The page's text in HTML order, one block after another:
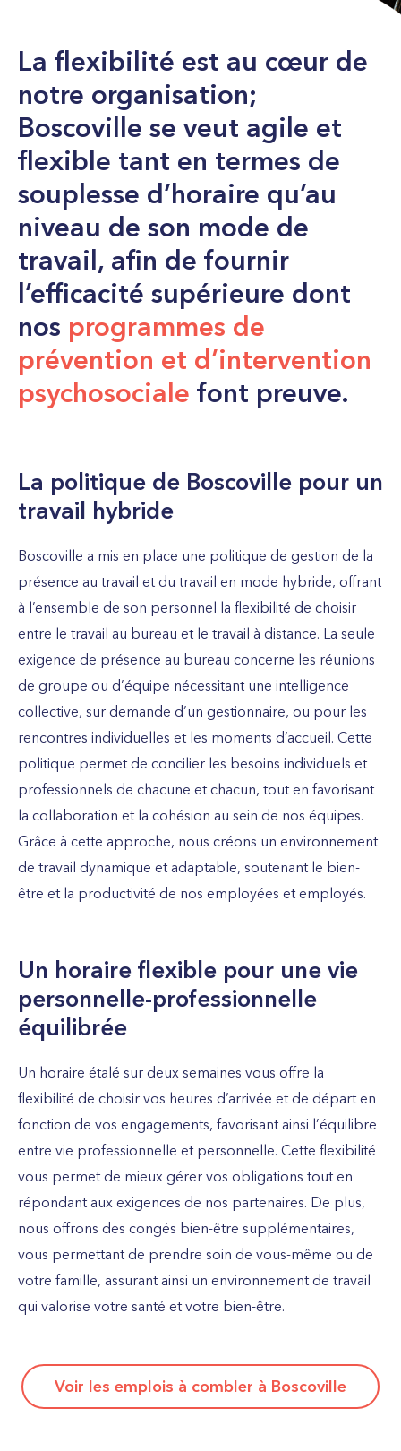
La flexibilité est au cœur de
notre organisation;
Boscoville se veut agile et
flexible tant en termes de
souplesse d’horaire qu’au
niveau de son mode de
travail, afin de fournir
l’efficacité supérieure dont
nos programmes de
prévention et d’intervention
psychosociale font preuve.
La politique de Boscoville pour un
travail hybride
Boscoville a mis en place une politique de gestion de la
présence au travail et du travail en mode hybride, offrant
à l’ensemble de son personnel la flexibilité de choisir
entre le travail au bureau et le travail à distance. La seule
exigence de présence au bureau concerne les réunions
de groupe ou d’équipe nécessitant une intelligence
collective, sur demande d’un gestionnaire, ou pour les
rencontres individuelles et les moments d’accueil. Cette
politique permet de concilier les besoins individuels et
professionnels de chacune et chacun, tout en favorisant
la collaboration et la cohésion au sein de nos équipes.
Grâce à cette approche, nous créons un environnement
de travail dynamique et adaptable, soutenant le bien-
être et la productivité de nos employées et employés.
Un horaire flexible pour une vie
personnelle-professionnelle
équilibrée
Un horaire étalé sur deux semaines vous offre la
flexibilité de choisir vos heures d’arrivée et de départ en
fonction de vos engagements, favorisant ainsi l’équilibre
entre vie professionnelle et personnelle. Cette flexibilité
vous permet de mieux gérer vos obligations tout en
répondant aux exigences de nos partenaires. De plus,
nous offrons des congés bien-être supplémentaires,
vous permettant de prendre soin de vous-même ou de
votre famille, assurant ainsi un environnement de travail
qui valorise votre santé et votre bien-être.
Voir les emplois à combler à Boscoville